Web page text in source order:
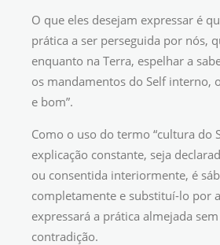
O que eles desejam expressar é
prática a ser perseguida por nós,
enquanto na Terra, espelhar a
os mandamentos do Self interno,
e bom”.
Como o uso do termo “cultura do
explicação constante, seja
ou consentida interiormente, é
completamente e substituí-lo por
expressará a prática almejada
contradição.